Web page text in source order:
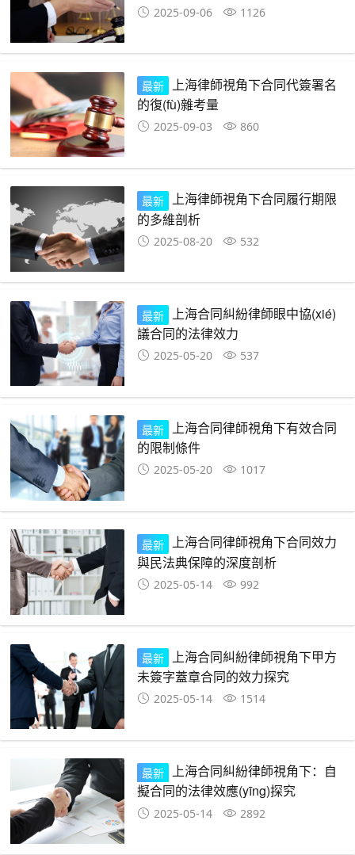
2025-09-06 1126
最新 上海律師視角下合同代簽署名
的復(fù)雜考量
2025-09-03 860
最新 上海律師視角下合同履行期限
的多維剖析
2025-08-20 532
最新 上海合同糾紛律師眼中協(xié)
議合同的法律效力
2025-05-20 537
最新 上海合同律師視角下有效合同
的限制條件
2025-05-20 1017
最新 上海合同律師視角下合同效力
與民法典保障的深度剖析
2025-05-14 992
最新 上海合同糾紛律師視角下甲方
未簽字蓋章合同的效力探究
2025-05-14 1514
最新 上海合同糾紛律師視角下：自
擬合同的法律效應(yīng)探究
2025-05-14 2892